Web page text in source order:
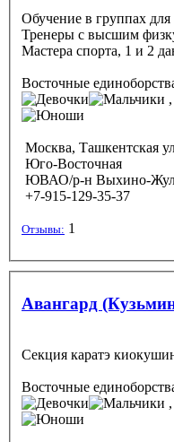
Обучение в группах для
Тренеры с высшим
Мастера спорта, 1 и 2
Восточные
Москва, Ташкентская
Юго-Восточная
ЮВАО/р-н Выхино-
+7-915-129-35-37
Отзывы: 1
Авангард
Секция каратэ
Восточные